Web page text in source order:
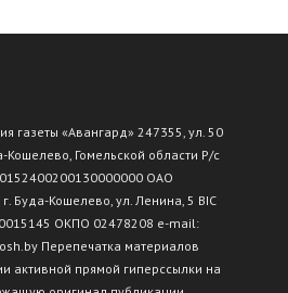
газеты «Авангард» 247355, ул. 50
Кошелево, Гомельской области Р/с
ОАО
Буда-Кошелево, ул. Ленина, 5 BIC
ОКПО 02478208 e-mail:
Перепечатка материалов
активной прямой гиперссылки на